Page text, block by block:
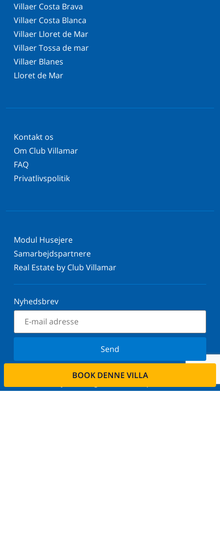
BOOK DENNE VILLA
Villaer Costa Brava
Villaer Costa Blanca
Villaer Lloret de Mar
Villaer Tossa de mar
Villaer Blanes
Lloret de Mar
Kontakt os
Om Club Villamar
FAQ
Privatlivspolitik
Modul Husejere
Samarbejdspartnere
Real Estate by Club Villamar
Nyhedsbrev
Send
Tilmeld dig vores nyhedsbrev og bliv orienteret om
privatliv.